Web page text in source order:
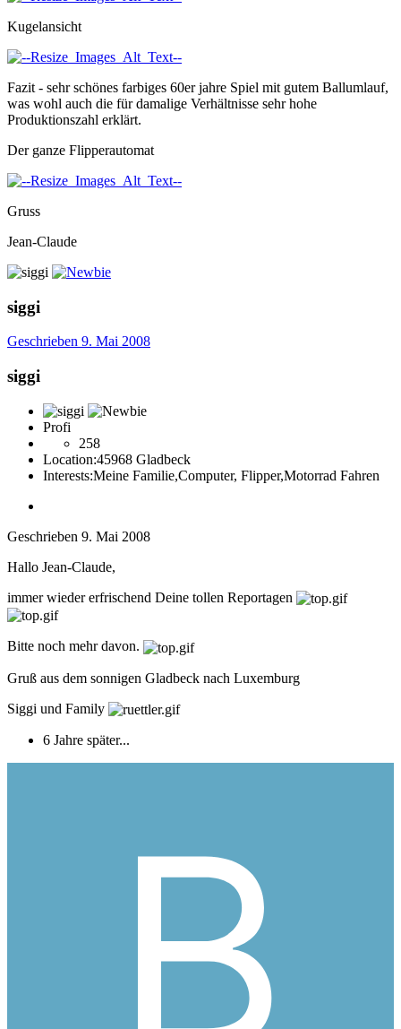
Kugelansicht
Fazit - sehr schönes farbiges 60er jahre Spiel mit gutem Ballumlauf,
was wohl auch die für damalige Verhältnisse sehr hohe
Produktionszahl erklärt.
Der ganze Flipperautomat
Gruss
Jean-Claude
siggi
Geschrieben 9. Mai 2008
siggi
Profi
258
Location:45968 Gladbeck
Interests:Meine Familie,Computer, Flipper,Motorrad Fahren
Geschrieben 9. Mai 2008
Hallo Jean-Claude,
immer wieder erfrischend Deine tollen Reportagen
Bitte noch mehr davon.
Gruß aus dem sonnigen Gladbeck nach Luxemburg
Siggi und Family
6 Jahre später...